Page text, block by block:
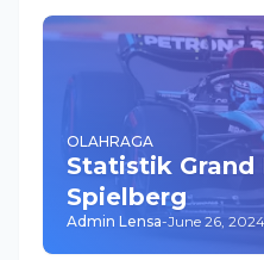
OLAHRAGA
Statistik Grand
Spielberg
Admin Lensa-June 26, 2024